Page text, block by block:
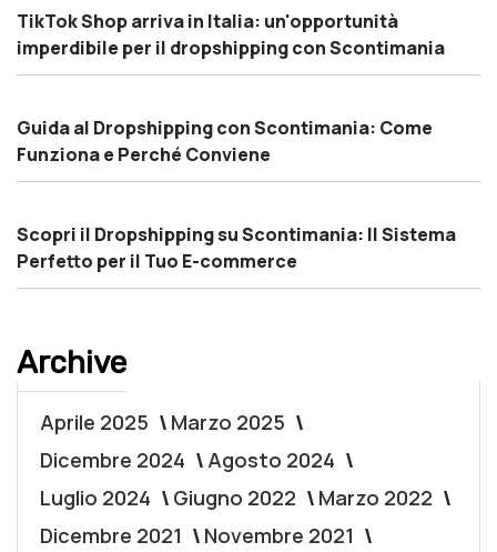
TikTok Shop arriva in Italia: un'opportunità
imperdibile per il dropshipping con Scontimania
Guida al Dropshipping con Scontimania: Come
Funziona e Perché Conviene
Scopri il Dropshipping su Scontimania: Il Sistema
Perfetto per il Tuo E-commerce
Archive
Aprile 2025
Marzo 2025
Dicembre 2024
Agosto 2024
Luglio 2024
Giugno 2022
Marzo 2022
Dicembre 2021
Novembre 2021